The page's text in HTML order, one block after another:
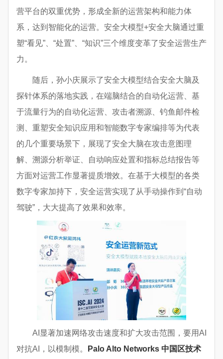
营平台的双重优势，形成全新的运营架构和能力体
系，达到智能化的运营。安全大模型+安全大脑通过重
塑“看见”、“处置”、“知识”三个维度变革了安全运营生产
力。
随后，孙小庆展示了安全大模型结合安全大脑及
探针体系的落地实践，在端脑结合的自动化运营、基
于流量行为的自动化运营、攻击者溯源、钓鱼邮件检
测、重塑安全知识应用和智能数字专家编排等为代表
的几个重要场景下，展现了安全大脑在攻击意图理
解、溯源分析举证、自动响应处置和指标总结报告等
方面对运营工作显著提质增效。在基于大模型的各类
数字专家加持下，安全运营实现了从手动操作到“自动
驾驶”，大大提高了效果和效率。
AI显著加速网络攻击速度和扩大攻击范围，要用AI
对抗AI，以模制模。
Palo Alto Networks 中国区技术